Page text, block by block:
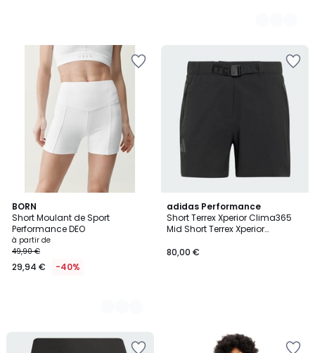
BORN
Short Moulant de Sport
Performance DEO
à partir de
49,90 €
29,94 € -40%
3
Couleurs
adidas Performance
Short Terrex Xperior Clima365
Mid Short Terrex Xperior
80,00 €